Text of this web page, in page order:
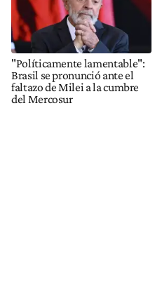
"Políticamente lamentable":
Brasil se pronunció ante el
faltazo de Milei a la cumbre
del Mercosur